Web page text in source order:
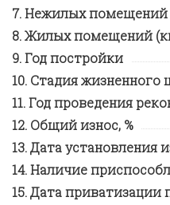
Нежилых помещений
Жилых помещений
Год постройки
Стадия жизненного
Год проведения
Общий износ, %
Дата установления
Наличие
Дата приватизации